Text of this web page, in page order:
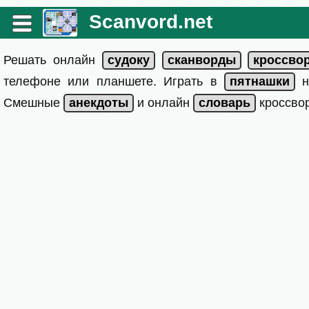
Scanvord.net
Решать онлайн
телефоне или планшете. Играть в
Смешные
и онлайн